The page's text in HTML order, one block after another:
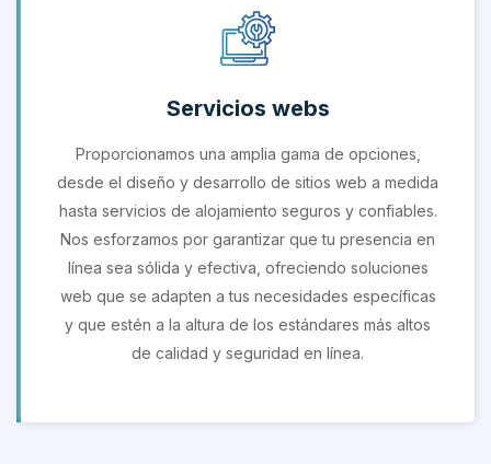
Servicios webs
Proporcionamos una amplia gama de opciones,
desde el diseño y desarrollo de sitios web a medida
hasta servicios de alojamiento seguros y confiables.
Nos esforzamos por garantizar que tu presencia en
línea sea sólida y efectiva, ofreciendo soluciones
web que se adapten a tus necesidades específicas
y que estén a la altura de los estándares más altos
de calidad y seguridad en línea.